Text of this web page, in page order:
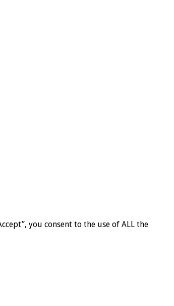
you consent to the use of ALL the